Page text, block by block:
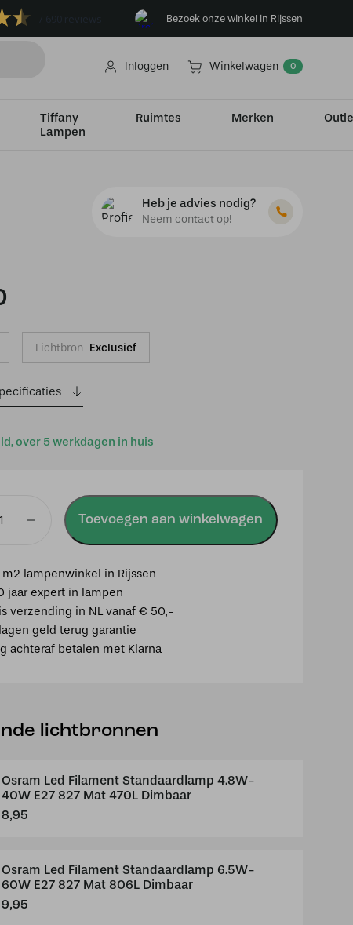
Bezoek onze winkel in Rijssen
Inloggen Winkelwagen 0
Tiffany
Lampen
Ruimtes Merken
Heb je advies nodig?
Neem contact op!
over 5 werkdagen in huis
Lichtbron Exclusief
Toevoegen aan winkelwagen
lampenwinkel in Rijssen
jaar expert in lampen
verzending in NL vanaf € 50,-
geld terug garantie
achteraf betalen met Klarna
lichtbronnen
Osram Led Filament Standaardlamp 4.8W-
40W E27 827 Mat 470L Dimbaar
8,95
Osram Led Filament Standaardlamp 6.5W-
60W E27 827 Mat 806L Dimbaar
9,95